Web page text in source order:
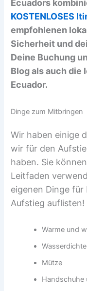
Ecuadors
KOSTENLOSES
empfohlenen
Sicherheit und
Deine Buchung
Blog als auch die
Ecuador.
Dinge zum Mitbringen
Wir haben einige
wir für den
haben. Sie
Leitfaden
eigenen Dinge
Aufstieg auflisten!
Warme und
Mütze
Handschuhe